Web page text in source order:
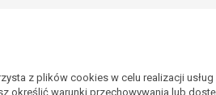
z plików cookies w celu realizacji
określić warunki przechowywania lub